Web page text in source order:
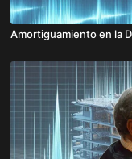
Amortiguamiento en la